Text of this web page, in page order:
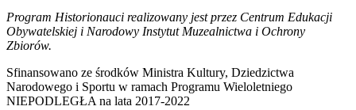
Program Historionauci realizowany jest przez Centrum Edukacji
Obywatelskiej i Narodowy Instytut Muzealnictwa i Ochrony
Zbiorów.
Sfinansowano ze środków Ministra Kultury, Dziedzictwa
Narodowego i Sportu w ramach Programu Wieloletniego
NIEPODLEGŁA na lata 2017-2022